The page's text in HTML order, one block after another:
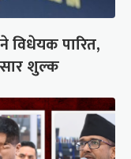
विधेयक पारित,
शुल्क